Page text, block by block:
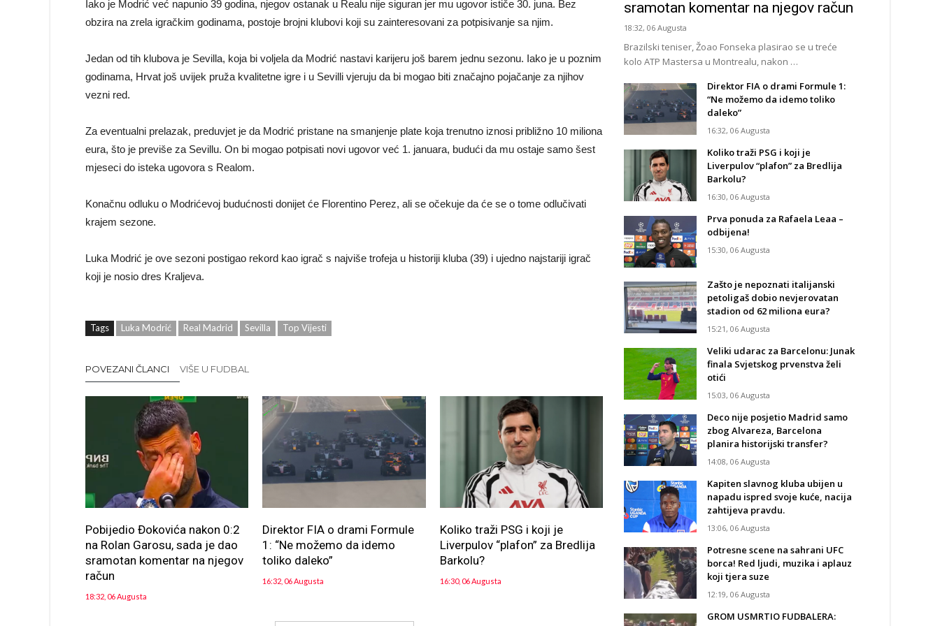
Iako je Modrić već napunio 39 godina, njegov ostanak u Realu nije siguran jer mu ugovor ističe 30. juna. Bez
obzira na zrela igračkim godinama, postoje brojni klubovi koji su zainteresovani za potpisivanje sa njim.
Jedan od tih klubova je Sevilla, koja bi voljela da Modrić nastavi karijeru još barem jednu sezonu. Iako je u poznim
godinama, Hrvat još uvijek pruža kvalitetne igre i u Sevilli vjeruju da bi mogao biti značajno pojačanje za njihov
vezni red.
Za eventualni prelazak, preduvjet je da Modrić pristane na smanjenje plate koja trenutno iznosi približno 10 miliona
eura, što je previše za Sevillu. On bi mogao potpisati novi ugovor već 1. januara, budući da mu ostaje samo šest
mjeseci do isteka ugovora s Realom.
Konačnu odluku o Modrićevoj budućnosti donijet će Florentino Perez, ali se očekuje da će se o tome odlučivati
krajem sezone.
Luka Modrić je ove sezoni postigao rekord kao igrač s najviše trofeja u historiji kluba (39) i ujedno najstariji igrač
koji je nosio dres Kraljeva.
Tags Luka Modrić Real Madrid Sevilla Top Vijesti
POVEZANI ČLANCI VIŠE U FUDBAL
Pobijedio Đokovića nakon 0:2
na Rolan Garosu, sada je dao
sramotan komentar na njegov
račun
18:32, 06 Augusta
Direktor FIA o drami Formule
1: “Ne možemo da idemo
toliko daleko”
16:32, 06 Augusta
Koliko traži PSG i koji je
Liverpulov “plafon” za Bredlija
Barkolu?
16:30, 06 Augusta
sramotan komentar na njegov račun
18:32, 06 Augusta
Brazilski teniser, Žoao Fonseka plasirao se u treće
kolo ATP Mastersa u Montrealu, nakon …
Direktor FIA o drami Formule 1:
“Ne možemo da idemo toliko
daleko”
16:32, 06 Augusta
Koliko traži PSG i koji je
Liverpulov “plafon” za Bredlija
Barkolu?
16:30, 06 Augusta
Prva ponuda za Rafaela Leaa –
odbijena!
15:30, 06 Augusta
Zašto je nepoznati italijanski
petoligaš dobio nevjerovatan
stadion od 62 miliona eura?
15:21, 06 Augusta
Veliki udarac za Barcelonu: Junak
finala Svjetskog prvenstva želi
otići
15:03, 06 Augusta
Deco nije posjetio Madrid samo
zbog Alvareza, Barcelona
planira historijski transfer?
14:08, 06 Augusta
Kapiten slavnog kluba ubijen u
napadu ispred svoje kuće, nacija
zahtijeva pravdu.
13:06, 06 Augusta
Potresne scene na sahrani UFC
borca! Red ljudi, muzika i aplauz
koji tjera suze
12:19, 06 Augusta
GROM USMRTIO FUDBALERA: